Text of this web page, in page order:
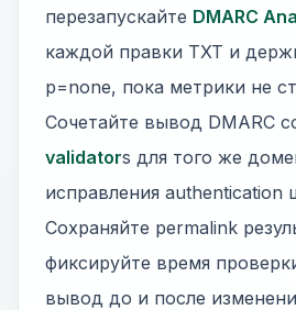
перезапускайте DMARC
каждой правки TXT и
p=none, пока метрики не
Сочетайте вывод DMARC
validators для того же
исправления authentication
Сохраняйте permalink
фиксируйте время
вывод до и после